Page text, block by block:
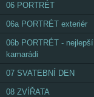
06 PORTRÉT
06a PORTRÉT exteriér
06b PORTRÉT - nejlepší
kamarádi
07 SVATEBNÍ DEN
08 ZVÍŘATA